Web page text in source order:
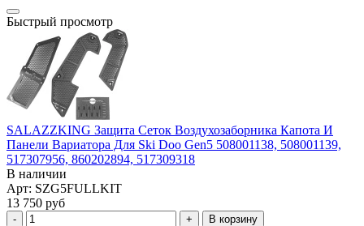
Быстрый просмотр
SALAZZKING Защита Сеток Воздухозаборника Капота И
Панели Вариатора Для Ski Doo Gen5 508001138, 508001139,
517307956, 860202894, 517309318
В наличии
Арт: SZG5FULLKIT
13 750 руб
В корзину